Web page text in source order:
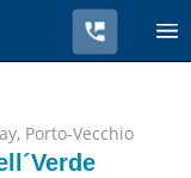
Porto-Vecchio